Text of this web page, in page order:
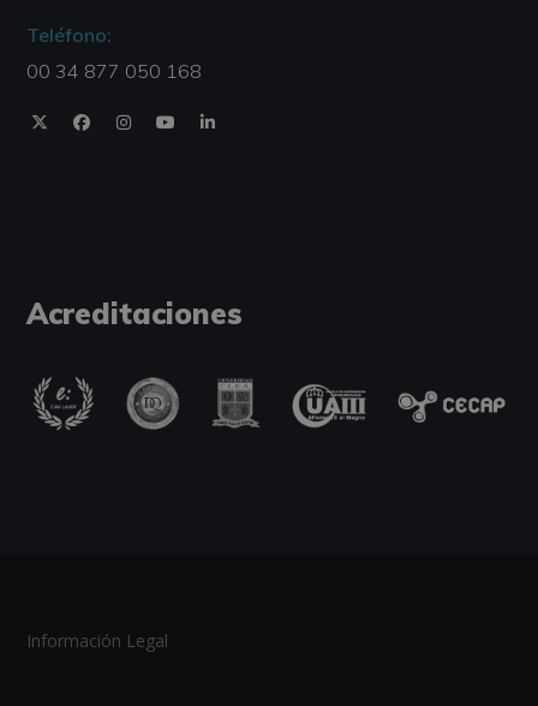
Teléfono:
00 34 877 050 168
Acreditaciones
Información Legal